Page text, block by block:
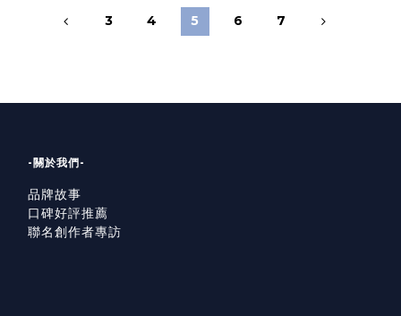
3 4 5 6 7
-關於我們-
品牌故事
口碑好評推薦
聯名創作者專訪